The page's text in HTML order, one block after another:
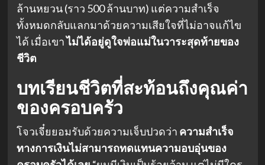
ล้านหยวน (ราว 500 ล้านบาท) แต่ความสำเร็จ
ทั้งหมดกลับแลกมาด้วยความเสียใจที่ไม่อาจแก้ไข
ได้ เมื่อเขาไม่ได้อยู่ดูใจพ่อแม่ในวาระสุดท้ายของ
ชีวิต
บทเรียนชีวิตที่สะท้อนถึงคุณค่า
ของครอบครัว
โจวเจี๋ยยอมรับด้วยความเจ็บปวดว่า ความสำเร็จ
ทางการเงินไม่สามารถทดแทนความอบอุ่นของ